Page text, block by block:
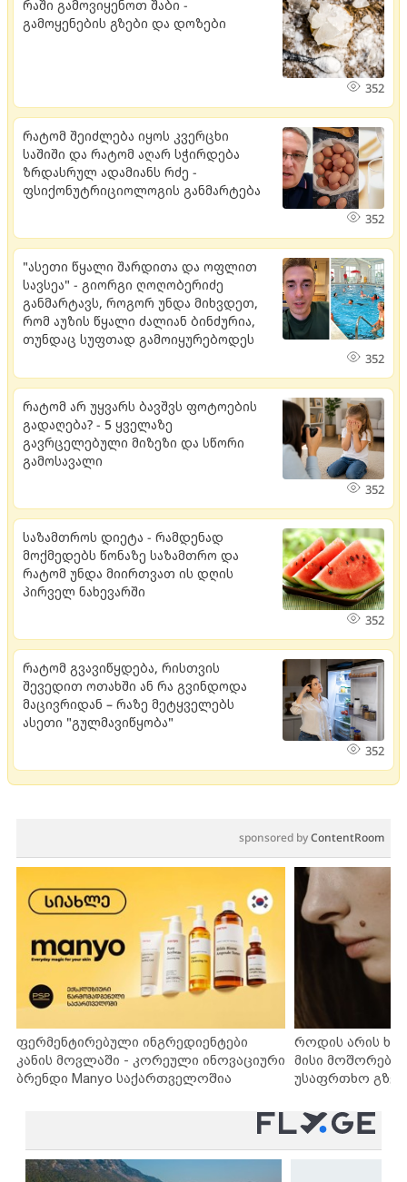
რაში გამოვიყენოთ შაბი -
გამოყენების გზები და დოზები
352
რატომ შეიძლება იყოს კვერცხი
საშიში და რატომ აღარ სჭირდება
ზრდასრულ ადამიანს რძე -
ფსიქონუტრიციოლოგის განმარტება
352
"ასეთი წყალი შარდითა და ოფლით
სავსეა" - გიორგი ღოღობერიძე
განმარტავს, როგორ უნდა მიხვდეთ,
რომ აუზის წყალი ძალიან ბინძურია,
თუნდაც სუფთად გამოიყურებოდეს
352
რატომ არ უყვარს ბავშვს ფოტოების
გადაღება? - 5 ყველაზე
გავრცელებული მიზეზი და სწორი
გამოსავალი
352
საზამთროს დიეტა - რამდენად
მოქმედებს წონაზე საზამთრო და
რატომ უნდა მიირთვათ ის დღის
პირველ ნახევარში
352
რატომ გვავიწყდება, რისთვის
შევედით ოთახში ან რა გვინდოდა
მაცივრიდან – რაზე მეტყველებს
ასეთი "გულმავიწყობა"
352
sponsored byContentRoom
ფერმენტირებული ინგრედიენტები
კანის მოვლაში - კორეული ინოვაციური
ბრენდი Manyo საქართველოშია
როდის არის
მისი
უსაფრთხო